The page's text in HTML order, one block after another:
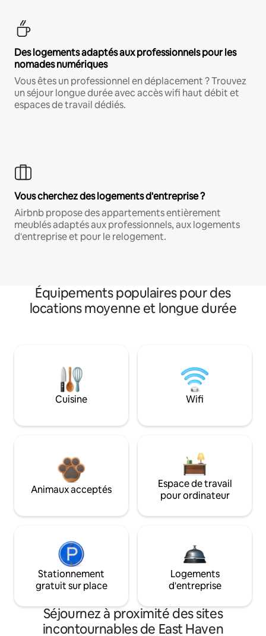
Des logements adaptés aux professionnels pour les
nomades numériques
Vous êtes un professionnel en déplacement ? Trouvez
un séjour longue durée avec accès wifi haut débit et
espaces de travail dédiés.
Vous cherchez des logements d'entreprise ?
Airbnb propose des appartements entièrement
meublés adaptés aux professionnels, aux logements
d'entreprise et pour le relogement.
Équipements populaires pour des
locations moyenne et longue durée
Cuisine Wifi
Animaux acceptés
Espace de travail
pour ordinateur
Stationnement
gratuit sur place
Logements
d'entreprise
Séjournez à proximité des sites
incontournables de East Haven